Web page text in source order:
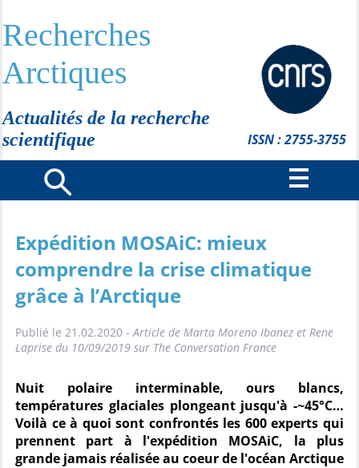
Recherches
Arctiques
Actualités de la recherche
scientifique
ISSN : 2755-3755
Expédition MOSAiC: mieux
comprendre la crise climatique
grâce à l’Arctique
Publié le 21.02.2020 -Article de Marta Moreno Ibanez et Rene
Laprise du 10/09/2019 sur The Conversation France
Nuit polaire interminable, ours blancs,
températures glaciales plongeant jusqu'à -~45°C…
Voilà ce à quoi sont confrontés les 600 experts qui
prennent part à l'expédition MOSAiC, la plus
grande jamais réalisée au coeur de l'océan Arctique